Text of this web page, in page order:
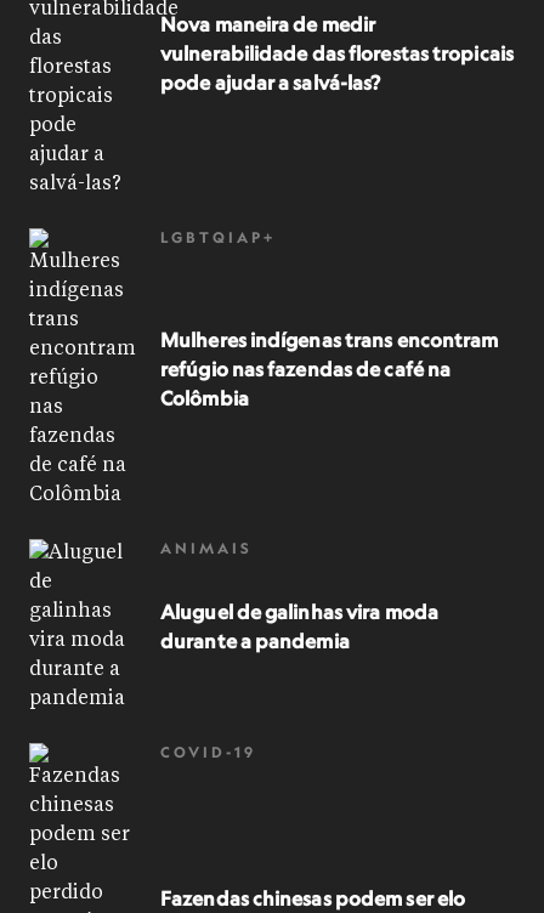
Nova maneira de medir
vulnerabilidade das florestas tropicais
pode ajudar a salvá-las?
LGBTQIAP+
Mulheres indígenas trans encontram
refúgio nas fazendas de café na
Colômbia
ANIMAIS
Aluguel de galinhas vira moda
durante a pandemia
COVID-19
Fazendas chinesas podem ser elo